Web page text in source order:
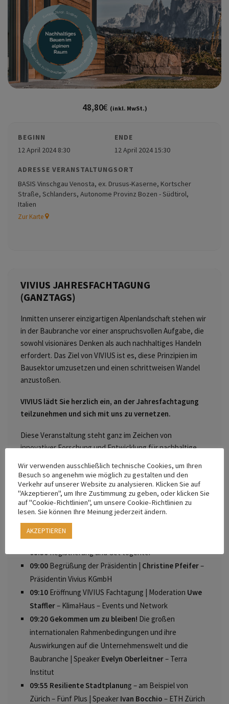
48,80€ (inkl. MwSt.)
BEGINN
12 April 2024 8:30
ENDE
12 April 2024 15:30
ADRESSE VERANSTALTUNGSORT
BASIS Vinschgau Venosta, ex. Drusus-Kaserne, Kortscher
Straße, Schlanders, Autonome Provinz Bozen - Südtirol,
Italien
Zur Karte
VIVIUS JAHRESFACHTAGUNG
(GANZTAGS)
Inmitten unserer einzigartigen Alpenlandschaft stehen wir
in der Baubranche vor einer anspruchsvollen Aufgabe, die
sowohl visionäres Denken als auch nachhaltiges Handeln
erfordert. Das Ziel von VIVIUS ist es, diese Prinzipien im
Bausektor umzusetzen und einen schrittweisen Wandel
anzustoßen.
VIVIUS lädt Sie herzlich ein, an der Jahresfachtagung
teilzunehmen und sich mit uns zu vernetzen.
Diese Veranstaltung steht ganz im Zeichen von
innovativer Forschung und Entwicklung für nachhaltige
Regelungen, erkunden neueste urbane Bautechniken und
beleuchten den gesamten Lebenszyklus von Gebäuden,
samt ihrer verwendeten Materialien. Gleichzeitig schlagen
wir die Brücke zu unserer Realität hier in Südtirol.
Programm:
08:30Registrierung und Get togehter
09:00 Begrüßung der Präsidentin | Christine Pfeifer–
Präsidentin Vivius KGmbH
09:10 Eröffnung VIVIUS Fachtagung | Moderation Uwe
Staffler– KlimaHaus – Events und Network
09:20 Gekommen um zu bleiben! Die großen
internationalen Rahmenbedingungen und ihre
Auswirkungen auf die Unternehmenswelt und die
Baubranche | Speaker Evelyn Oberleitner– Terra
Institut
09:55 Resiliente Stadtplanung – am Beispiel von
Zürich – Fünf Plus | Speaker Ivan Bocchio – ETH Zürich
Wir verwenden ausschließlich technische Cookies, um Ihren
Besuch so angenehm wie möglich zu gestalten und den
Verkehr auf unserer Website zu analysieren. Klicken Sie auf
"Akzeptieren", um Ihre Zustimmung zu geben, oder klicken Sie
auf "Cookie-Richtlinien", um unsere Cookie-Richtlinien zu
lesen. Sie können Ihre Meinung jederzeit ändern.
AKZEPTIEREN